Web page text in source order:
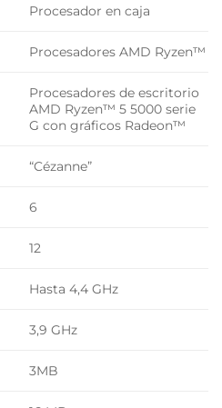
Procesador en caja
Procesadores AMD Ryzen™
Procesadores de escritorio
AMD Ryzen™ 5 5000 serie
G con gráficos Radeon™
“Cézanne”
6
12
Hasta 4,4 GHz
3,9 GHz
3MB